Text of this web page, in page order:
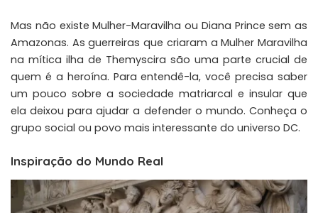
Mas não existe Mulher-Maravilha ou Diana Prince sem as
Amazonas. As guerreiras que criaram a Mulher Maravilha
na mítica ilha de Themyscira são uma parte crucial de
quem é a heroína. Para entendê-la, você precisa saber
um pouco sobre a sociedade matriarcal e insular que
ela deixou para ajudar a defender o mundo. Conheça o
grupo social ou povo mais interessante do universo DC.
Inspiração do Mundo Real